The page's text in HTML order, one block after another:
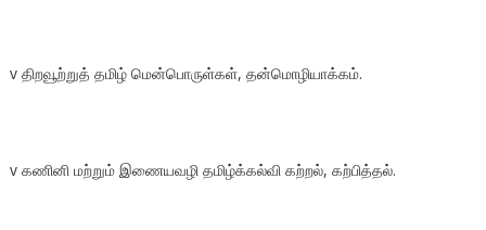
v திறவூற்றுத் தமிழ் மென்பொருள்கள், தன்மொழியாக்கம்.
v கணினி மற்றும் இணையவழி தமிழ்க்கல்வி கற்றல், கற்பித்தல்.